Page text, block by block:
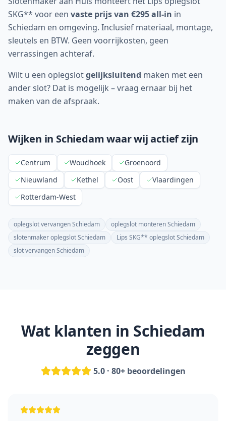
SKG** voor een vaste prijs van €295 all-in in
Schiedam en omgeving. Inclusief materiaal, montage,
sleutels en BTW. Geen voorrijkosten, geen
verrassingen achteraf.
Wilt u een oplegslotgelijksluitend maken met een
ander slot? Dat is mogelijk – vraag ernaar bij het
maken van de afspraak.
Wijken in Schiedamwaar wij actief zijn
Centrum Woudhoek
Groenoord
Nieuwland
Kethel Oost
Vlaardingen
Rotterdam-West
oplegslot vervangen Schiedam
oplegslot monteren Schiedam
slotenmaker oplegslot Schiedam
Lips SKG** oplegslot Schiedam
slot vervangen Schiedam
Wat klanten in Schiedam
zeggen
5.0 · 80+ beoordelingen